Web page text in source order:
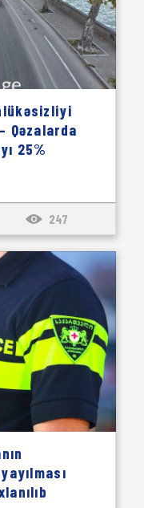
Qəzalarda
25%
247